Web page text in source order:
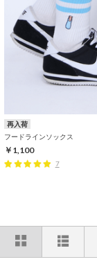
再入荷
フードラインソックス
￥1,100
7